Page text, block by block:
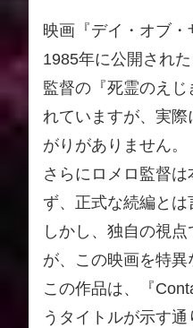
映画『デイ・オブ・
1985年に公開され
監督の『死霊のえ
れていますが、実
がりがありません。
さらにロメロ監督
ず、正式な続編とは
しかし、独自の視
が、この映画を特異
この作品は、『
うタイトルが示す